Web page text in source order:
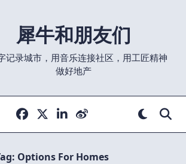
犀牛和朋友们
记录城市，用音乐连接社区，用工匠精神
做好地产
Options For Homes